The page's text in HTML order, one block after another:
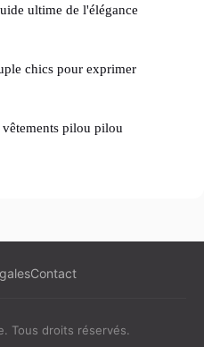
ultime de l'élégance
chics pour exprimer
pilou pilou
Contact
Tous droits réservés.